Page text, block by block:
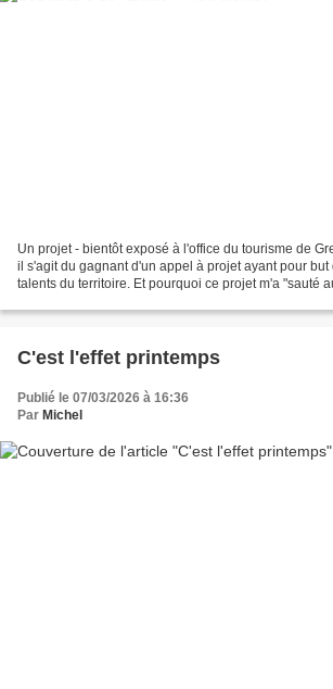
Un projet - bientôt exposé à l'office du tourisme de
il s'agit du gagnant d'un appel à projet ayant pour
talents du territoire. Et pourquoi ce projet m'a "sauté
C'est l'effet printemps
Publié le 07/03/2026 à 16:36
Par Michel